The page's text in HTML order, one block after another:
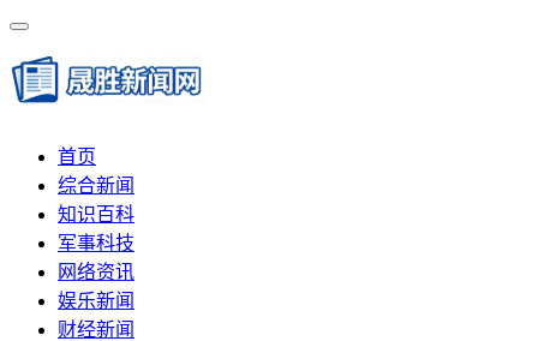
首页
综合新闻
知识百科
军事科技
网络资讯
娱乐新闻
财经新闻